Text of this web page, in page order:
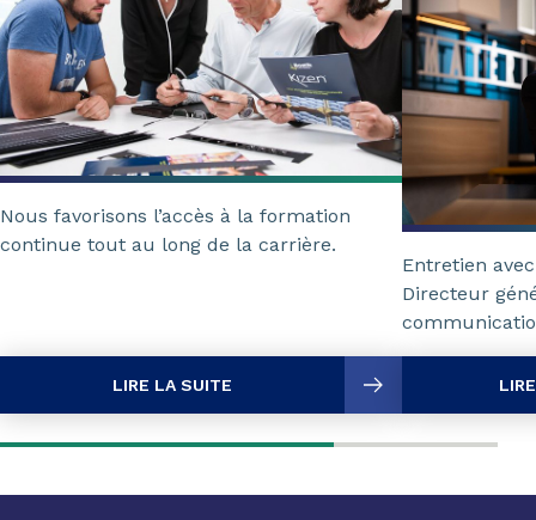
Nous favorisons l’accès à la formation
continue tout au long de la carrière.
LIRE LA SUITE
Entretien
Directeur